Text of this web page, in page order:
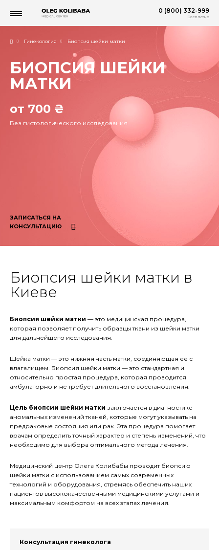
0 (800) 332-999
Бесплатно
Гинекология Биопсия шейки матки
БИОПСИЯ ШЕЙКИ
МАТКИ
от 700 ₴
Без гистологического исследования
ЗАПИСАТЬСЯ НА
КОНСУЛЬТАЦИЮ
Биопсия шейки матки в
Киеве
Биопсия шейки матки — это медицинская процедура,
которая позволяет получить образцы ткани из шейки матки
для дальнейшего исследования.
Шейка матки — это нижняя часть матки, соединяющая ее с
влагалищем. Биопсия шейки матки — это стандартная и
относительно простая процедура, которая проводится
амбулаторно и не требует длительного восстановления.
Цель биопсии шейки матки заключается в диагностике
аномальных изменений тканей, которые могут указывать на
предраковые состояния или рак. Эта процедура помогает
врачам определить точный характер и степень изменений, что
необходимо для выбора оптимального метода лечения.
Медицинский центр Олега Колибабы проводит биопсию
шейки матки с использованием самых современных
технологий и оборудования, стремясь обеспечить наших
пациентов высококачественными медицинскими услугами и
максимальным комфортом на всех этапах лечения.
Консультация гинеколога